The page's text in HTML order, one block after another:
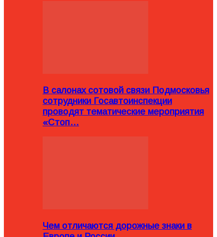
В салонах сотовой связи Подмосковья
сотрудники Госавтоинспекции
проводят тематические мероприятия
«Стоп…
Чем отличаются дорожные знаки в